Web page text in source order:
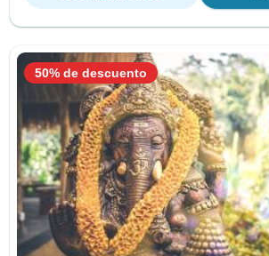
50% de descuento